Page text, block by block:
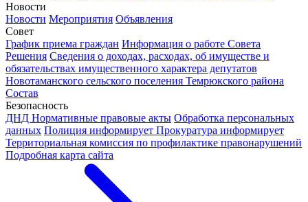
Новости
Новости Мероприятия Объявления
Совет
График приема граждан Информация о работе Совета
Решения Сведения о доходах, расходах, об имуществе и
обязательствах имущественного характера депутатов
Новотаманского сельского поселения Темрюкского района
Состав
Безопасность
ДНД Нормативные правовые акты Обработка персональных
данных Полиция информирует Прокуратура информирует
Территориальная комиссия по профилактике правонарушений
Подробная карта сайта